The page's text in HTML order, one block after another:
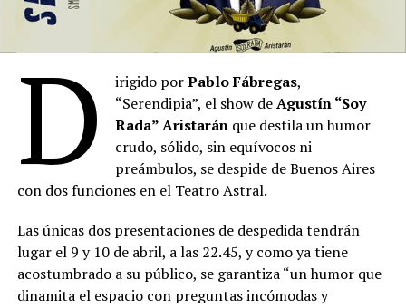
Comparte esto:
D irigido porPablo Fábregas,
“Serendipia”, el show deAgustín “Soy
Rada” Aristarán que destila un humor
crudo, sólido, sin equívocos ni
preámbulos, se despide de Buenos Aires
con dos funciones en el Teatro Astral.
Las únicas dos presentaciones de despedida tendrán
lugar el 9 y 10 de abril, a las 22.45, y como ya tiene
acostumbrado a su público, se garantiza “un humor que
dinamita el espacio con preguntas incómodas y